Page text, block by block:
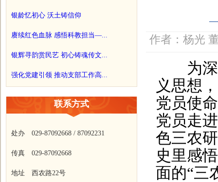
银龄忆初心 沃土铸信仰
赓续红色血脉 感悟科教担当—...
银辉寻韵赏民艺 初心铸魂传文...
强化党建引领 推动支部工作高...
联系方式
处办 029-87092668 / 87092231
传真 029-87092668
地址 西农路22号
作者：杨光
为深
义思想
党员使
党员走
色三农
史里感
面的“三